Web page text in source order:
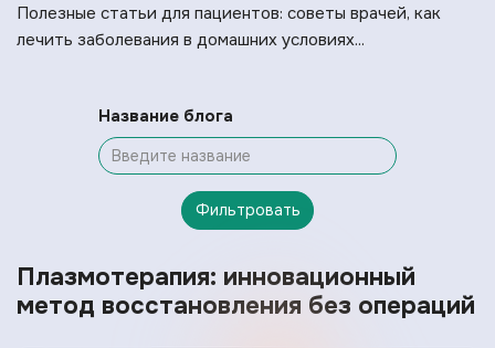
Полезные статьи для пациентов: советы врачей, как
лечить заболевания в домашних условиях...
Название блога
Фильтровать
Плазмотерапия: инновационный
метод восстановления без операций